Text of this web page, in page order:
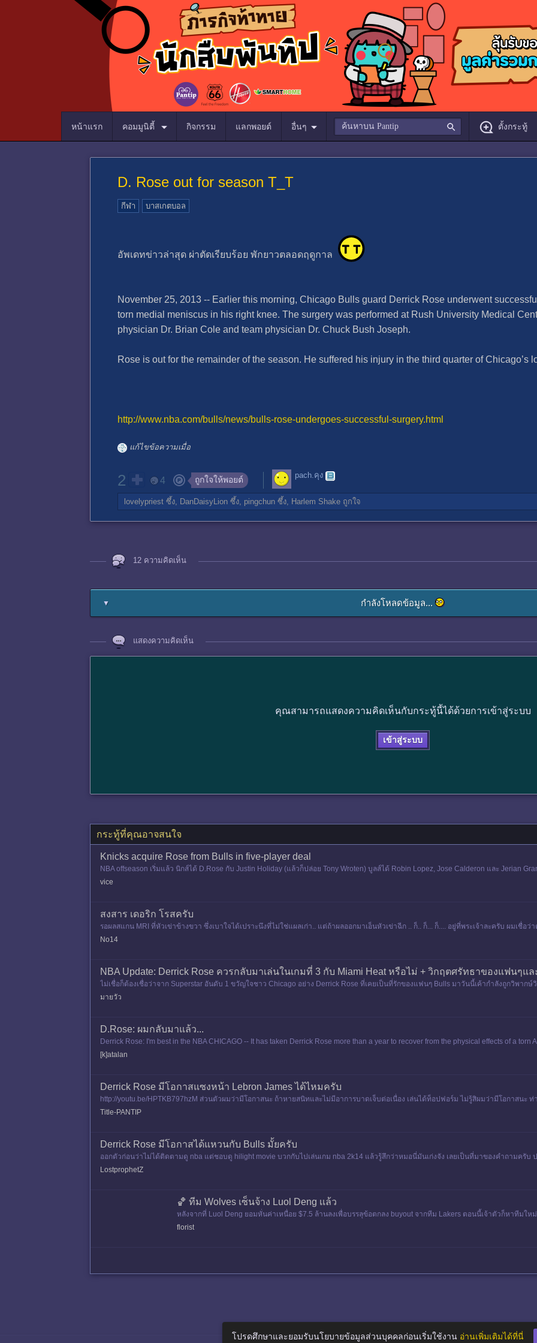
หน้าแรก คอมมูนิตี้ กิจกรรม แลกพอยต์ อื่นๆ ตั้งกระทู้
D. Rose out for season T_T
กีฬา บาสเกตบอล
อัพเดทข่าวล่าสุด ผ่าตัดเรียบร้อย พักยาวตลอดฤดูกาล
November 25, 2013 -- Earlier this morning, Chicago Bulls guard Derrick Rose underwent
torn medial meniscus in his right knee. The surgery was performed at Rush University Medical
physician Dr. Brian Cole and team physician Dr. Chuck Bush Joseph.
Rose is out for the remainder of the season. He suffered his injury in the third quarter of Chicago’s
http://www.nba.com/bulls/news/bulls-rose-undergoes-successful-surgery.html
แก้ไขข้อความเมื่อ
2 4 ถูกใจให้พอยต์ pach.คุง
lovelypriest ซึ้ง, DanDaisyLion ซึ้ง, pingchun ซึ้ง, Harlem Shake ถูกใจ
12 ความคิดเห็น
▼ กำลังโหลดข้อมูล...
แสดงความคิดเห็น
คุณสามารถแสดงความคิดเห็นกับกระทู้นี้ได้ด้วยการเข้าสู่ระบบ
เข้าสู่ระบบ
กระทู้ที่คุณอาจสนใจ
Knicks acquire Rose from Bulls in five-player deal
NBA offseason เริ่มแล้ว นิกส์ได้ D.Rose กับ Justin Holiday (แล้วก็ปล่อย Tony Wroten) บูลส์ได้ Robin Lopez, Jose Calderon และ Jerian
ick Rose from
vice
สงสาร เดอริก โรสครับ
รอผลสแกน MRI ที่หัวเข่าข้างขวา ซึ่งเบาใจได้เปราะนึงที่ไม่ใช่แผลเก่า.. แต่ถ้าผลออกมาเอ็นหัวเข่าฉีก .. ก็.. ก็... ก็.... อยู่ที่พระเจ้าละครับ ผมเชื่อว่
No14
NBA Update: Derrick Rose ควรกลับมาเล่นในเกมที่ 3 กับ Miami Heat หรือไม่ + วิกฤตศรัทธาของแฟนๆแล
ไม่เชื่อก็ต้องเชื่อว่าจาก Superstar อันดับ 1 ขวัญใจชาว Chicago อย่าง Derrick Rose ที่เคยเป็นที่รักของแฟนๆ Bulls มาวันนี้เค้ากำลังถูกวิพา
ตนเอง! นอ
มายวัว
D.Rose: ผมกลับมาแล้ว...
Derrick Rose: I'm best in the NBA CHICAGO -- It has taken Derrick Rose more than a year to recover from the physical effects of a
dseason fo
[k]atalan
Derrick Rose มีโอกาสแซงหน้า Lebron James ได้ไหมครับ
http://youtu.be/HPTKB797hzM ส่วนตัวผมว่ามีโอกาสนะ ถ้าหายสนิทและไม่มีอาการบาดเจ็บต่อเนื่อง เล่นได้ท็อปฟอร์ม ไม่รู้สิผมว่ามีโอกาสน
NCE A BULLS ALWA
Title-PANTIP
Derrick Rose มีโอกาสได้แหวนกับ Bulls มั้ยครับ
ออกตัวก่อนว่าไม่ได้ติดตามดู nba แต่ชอบดู hilight movie บวกกับไปเล่นเกม nba 2k14 แล้วรู้สึกว่าหมอนี่มันเก่งจัง เลยเป็นที่มาของคำถามครับ
ต่เพราะค
LostprophetZ
🏀 ทีม Wolves เซ็นจ้าง Luol Deng เเล้ว
หลังจากที่ Luol Deng ยอมหั่นค่าเหนื่อย $7.5 ล้านลงเพื่อบรรลุข้อตกลง buyout จากทีม Lakers ตอนนี้เจ้าตัวก็หาทีมให
an minimum 1 ปี/$2.4 ล้าน ถ้าโค้ช
florist
โปรดศึกษาและยอมรับนโยบายข้อมูลส่วนบุคคลก่อนเริ่มใช้งาน อ่านเพิ่มเติมได้ที่นี่